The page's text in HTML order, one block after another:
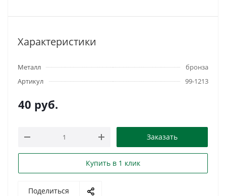
Характеристики
Металл
бронза
Артикул
99-1213
40 руб.
Заказать
Купить в 1 клик
Поделиться